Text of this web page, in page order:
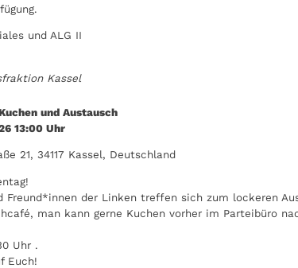
und ALG II
Kassel
und Austausch
13:00 Uhr
21, 34117 Kassel, Deutschland
Freund*innen der Linken treffen sich zum lockeren
man kann gerne Kuchen vorher im Parteibüro
Uhr .
Euch!